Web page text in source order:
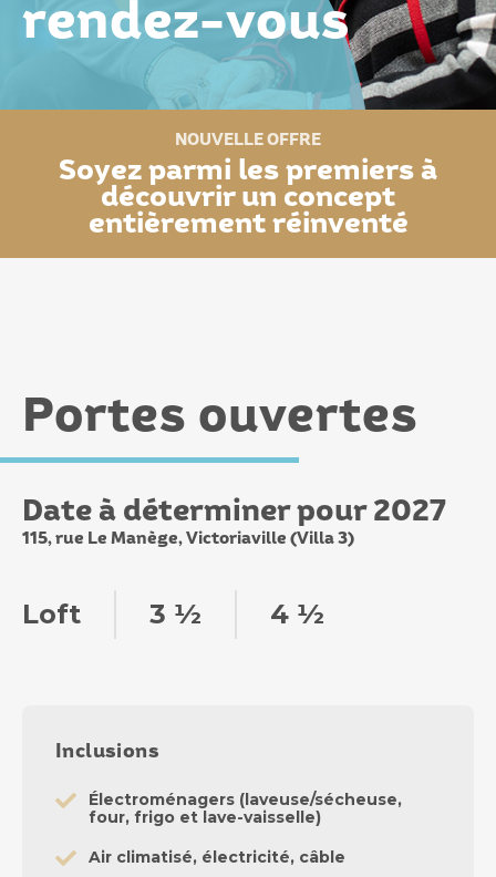
rendez-vous
NOUVELLE OFFRE
Soyez parmi les premiers à
découvrir un concept
entièrement réinventé
Portes ouvertes
Date à déterminer pour 2027
115, rue Le Manège, Victoriaville (Villa 3)
Loft 3 ½ 4 ½
Inclusions
Électroménagers (laveuse/sécheuse,
four, frigo et lave-vaisselle)
Air climatisé, électricité, câble